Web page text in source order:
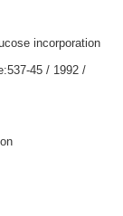
incorporation
45 / 1992 /